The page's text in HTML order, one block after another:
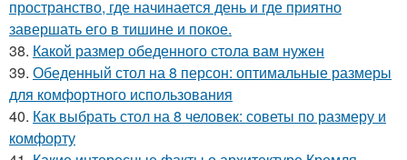
пространство, где начинается день и где приятно
завершать его в тишине и покое.
38. Какой размер обеденного стола вам нужен
39. Обеденный стол на 8 персон: оптимальные размеры
для комфортного использования
40. Как выбрать стол на 8 человек: советы по размеру и
комфорту